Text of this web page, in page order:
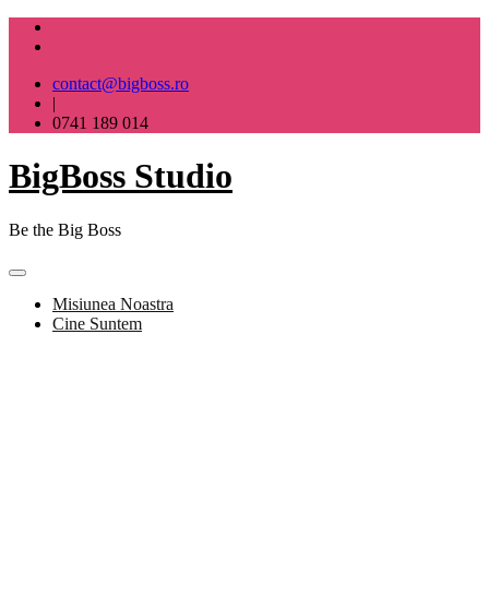
Skip
contact@bigboss.ro
|
0741 189 014
BigBoss Studio
Be the Big Boss
Misiunea Noastra
Cine Suntem